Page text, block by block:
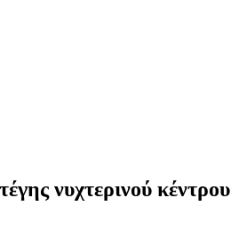
νυχτερινού κέντρου